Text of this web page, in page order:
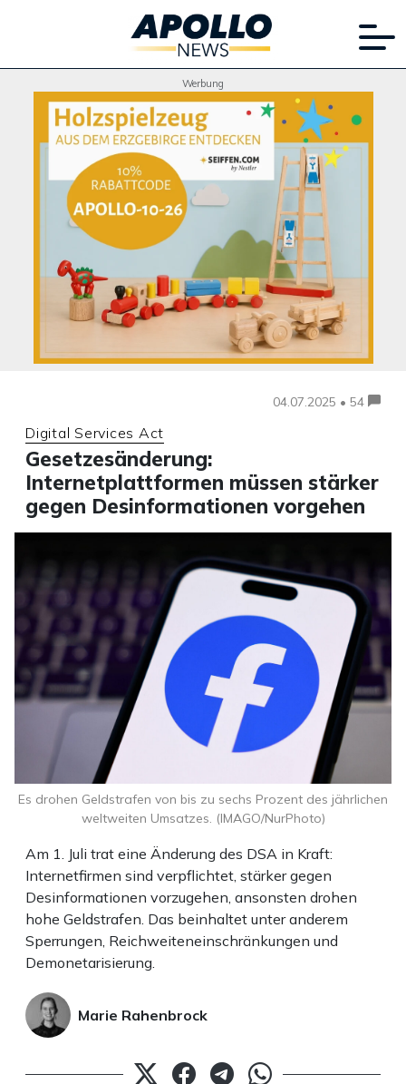
Werbung
04.07.2025 • 54
Digital Services Act
Gesetzesänderung:
Internetplattformen müssen stärker
gegen Desinformationen vorgehen
Am 1. Juli trat eine Änderung des DSA in Kraft:
Internetfirmen sind verpflichtet, stärker gegen
Desinformationen vorzugehen, ansonsten drohen
hohe Geldstrafen. Das beinhaltet unter anderem
Sperrungen, Reichweiteneinschränkungen und
Demonetarisierung.
Marie Rahenbrock
Es drohen Geldstrafen von bis zu sechs Prozent des jährlichen
weltweiten Umsatzes. (IMAGO/NurPhoto)